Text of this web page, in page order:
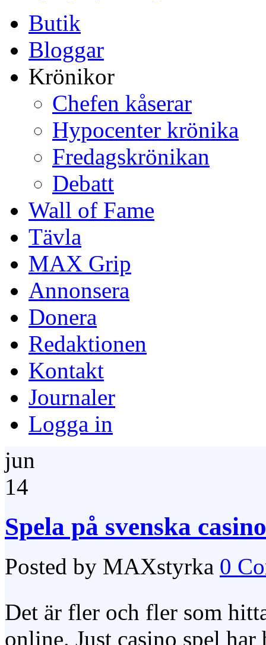
Butik
Bloggar
Krönikor
Chefen kåserar
Hypocenter krönika
Fredagskrönikan
Debatt
Wall of Fame
Tävla
MAX Grip
Annonsera
Donera
Redaktionen
Kontakt
Journaler
Logga in
jun
14
Spela på svenska
Posted by MAXstyrka 0
Det är fler och fler som
online. Just casino spel